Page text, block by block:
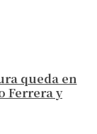
queda en
Ferrera y